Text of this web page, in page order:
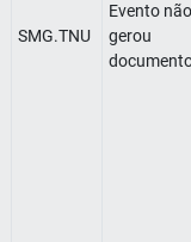
SMG.TNU
Evento não
gerou